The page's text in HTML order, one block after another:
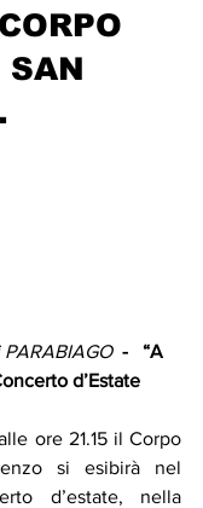
SAN
PARABIAGO
  -   “A
d’Estate
ore 21.15 il Corpo
si esibirà nel
d’estate, nella